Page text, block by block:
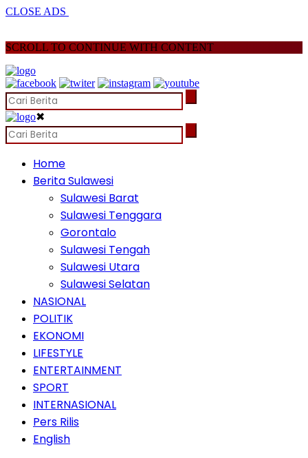
CLOSE ADS
SCROLL TO CONTINUE WITH CONTENT
✖
Home
Berita Sulawesi
Sulawesi Barat
Sulawesi Tenggara
Gorontalo
Sulawesi Tengah
Sulawesi Utara
Sulawesi Selatan
NASIONAL
POLITIK
EKONOMI
LIFESTYLE
ENTERTAINMENT
SPORT
INTERNASIONAL
Pers Rilis
English